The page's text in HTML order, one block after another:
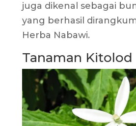
juga dikenal sebagai
yang berhasil
Herba Nabawi.
Tanaman Kitolod